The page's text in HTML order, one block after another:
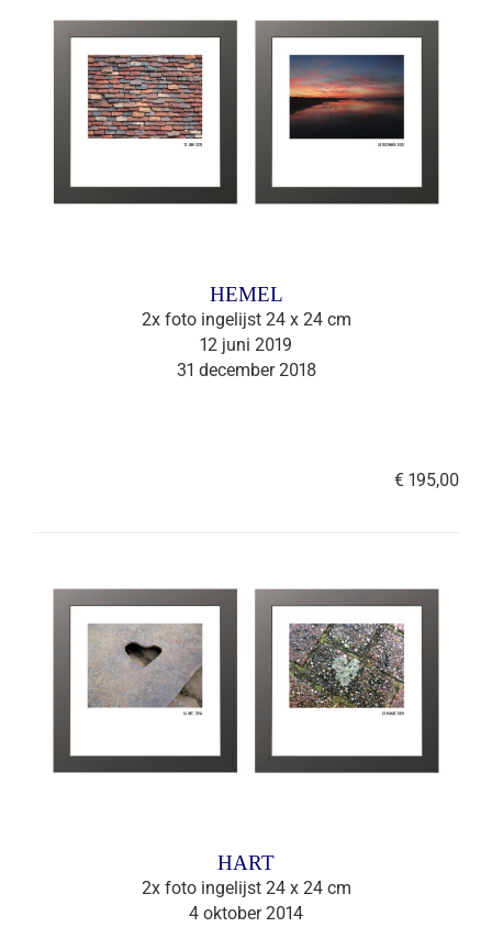
HEMEL
2x foto ingelijst 24 x 24 cm
12 juni 2019
31 december 2018
€ 195,00
HART
2x foto ingelijst 24 x 24 cm
4 oktober 2014